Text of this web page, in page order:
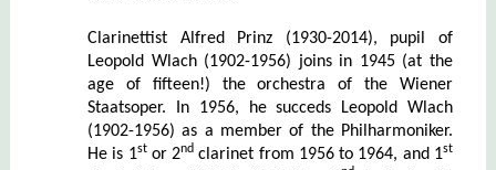
Clarinettist Alfred Prinz (1930-2014), pupil of
Leopold Wlach (1902-1956) joins in 1945 (at the
age of fifteen!) the orchestra of the Wiener
Staatsoper. In 1956, he succeds Leopold Wlach
(1902-1956) as a member of the Philharmoniker.
He is 1stor 2nd clarinet from 1956 to 1964, and 1st